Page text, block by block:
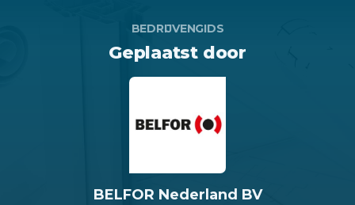
BEDRIJVENGIDS
Geplaatst door
BELFOR Nederland BV